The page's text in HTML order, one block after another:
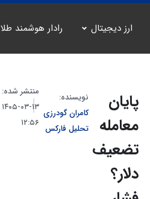
ارز دیجیتال رادار هوشمند طلا
پایان
معامله
تضعیف
دلار؟
نویسنده:
کامران گودرزی
تحلیل فارکس
منتشر شده:
۱۳-۰۳-۱۴۰۵
۱۲:۵۶